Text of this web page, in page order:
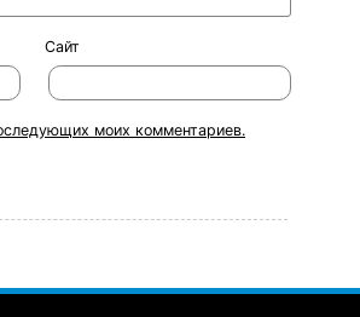
Сайт
моих комментариев.